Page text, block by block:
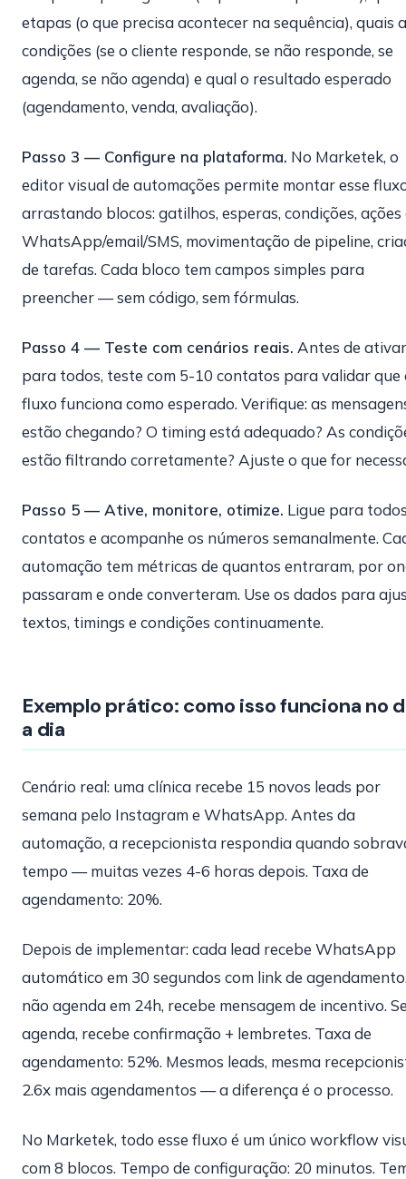
etapas (o que precisa acontecer na sequência), quais
condições (se o cliente responde, se não responde, se
agenda, se não agenda) e qual o resultado esperado
(agendamento, venda, avaliação).
Passo 3 — Configure na plataforma. No Marketek, o
editor visual de automações permite montar esse
arrastando blocos: gatilhos, esperas, condições, ações
WhatsApp/email/SMS, movimentação de pipeline,
de tarefas. Cada bloco tem campos simples para
preencher — sem código, sem fórmulas.
Passo 4 — Teste com cenários reais. Antes de ativar
para todos, teste com 5-10 contatos para validar que
fluxo funciona como esperado. Verifique: as
estão chegando? O timing está adequado? As
estão filtrando corretamente? Ajuste o que for
Passo 5 — Ative, monitore, otimize. Ligue para
contatos e acompanhe os números semanalmente.
automação tem métricas de quantos entraram, por
passaram e onde converteram. Use os dados para
textos, timings e condições continuamente.
Exemplo prático: como isso funciona no
a dia
Cenário real: uma clínica recebe 15 novos leads por
semana pelo Instagram e WhatsApp. Antes da
automação, a recepcionista respondia quando
tempo — muitas vezes 4-6 horas depois. Taxa de
agendamento: 20%.
Depois de implementar: cada lead recebe WhatsApp
automático em 30 segundos com link de
não agenda em 24h, recebe mensagem de incentivo.
agenda, recebe confirmação + lembretes. Taxa de
agendamento: 52%. Mesmos leads, mesma
2.6x mais agendamentos — a diferença é o processo.
No Marketek, todo esse fluxo é um único workflow
com 8 blocos. Tempo de configuração: 20 minutos.